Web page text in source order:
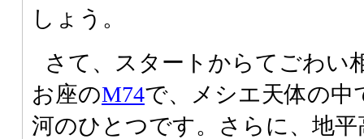
しょう。
さて、スタートからてごわい
お座のM74で、メシエ天体の中
河のひとつです。さらに、地